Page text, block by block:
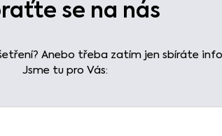
se na nás
Anebo třeba zatím jen sbíráte
Jsme tu pro Vás: